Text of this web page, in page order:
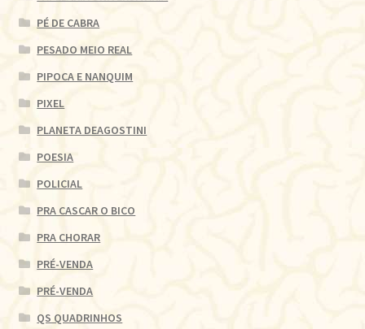
PÉ DE CABRA
PESADO MEIO REAL
PIPOCA E NANQUIM
PIXEL
PLANETA DEAGOSTINI
POESIA
POLICIAL
PRA CASCAR O BICO
PRA CHORAR
PRÉ-VENDA
PRÉ-VENDA
QS QUADRINHOS